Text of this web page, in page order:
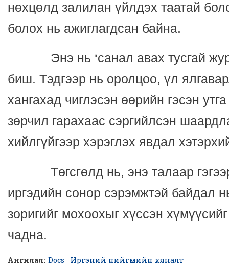
нөхцөлд залилан үйлдэх таатай
болох нь ажиглагдсан байна.
Энэ нь ‘санал авах тусгай
биш. Тэдгээр нь оролцоо, үл
хангахад чиглэсэн өөрийн гэсэн
зөрчил гарахаас сэргийлсэн
хийлгүйгээр хэрэглэх явдал
Төгсгөлд нь, энэ талаар
иргэдийн сонор сэрэмжтэй байдал
зоригийг мохоохыг хүссэн
чадна.
Ангилал: Docs Иргэний нийгмийн хяналт